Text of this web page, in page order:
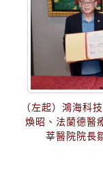
（左起）鴻海科
煥昭、法蘭德醫
莘醫院院長